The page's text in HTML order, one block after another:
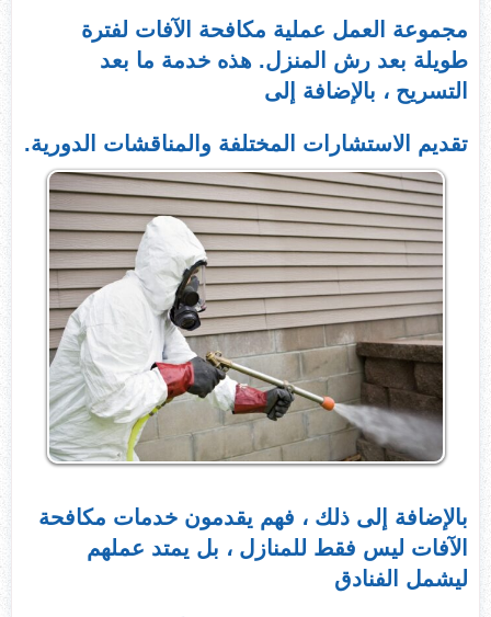
مجموعة العمل عملية مكافحة الآفات لفترة
طويلة بعد رش المنزل. هذه خدمة ما بعد
التسريح ، بالإضافة إلى
تقديم الاستشارات المختلفة والمناقشات الدورية.
بالإضافة إلى ذلك ، فهم يقدمون خدمات مكافحة
الآفات ليس فقط للمنازل ، بل يمتد عملهم
ليشمل الفنادق